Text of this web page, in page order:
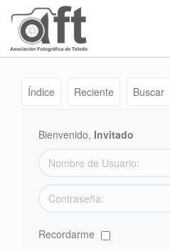
Índice Reciente Buscar
Bienvenido, Invitado
Recordarme